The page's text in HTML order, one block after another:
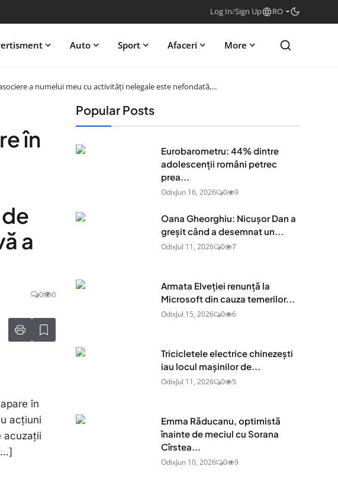
Log In/Sign Up RO
Auto Sport Afaceri More
a numelui meu cu activități nelegale este nefondată,...
în
a
0 0
în
acțiuni
acuzații
Popular Posts
Eurobarometru: 44% dintre
adolescenţii români petrec
prea...
OdixJun 16, 2026 0 9
Oana Gheorghiu: Nicușor Dan a
greșit când a desemnat un...
OdixJul 11, 2026 0 7
Armata Elveției renunță la
Microsoft din cauza temerilor...
OdixJul 15, 2026 0 6
Tricicletele electrice chinezești
iau locul mașinilor de...
OdixJul 11, 2026 0 5
Emma Răducanu, optimistă
înainte de meciul cu Sorana
Cîrstea...
OdixJun 10, 2026 0 9